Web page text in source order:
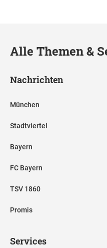
Alle Themen &
Nachrichten
München
Stadtviertel
Bayern
FC Bayern
TSV 1860
Promis
Services